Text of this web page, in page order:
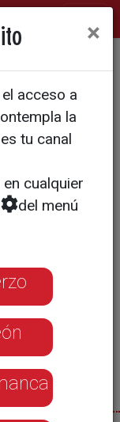
×
acceso a
la
tu canal
cualquier
del menú